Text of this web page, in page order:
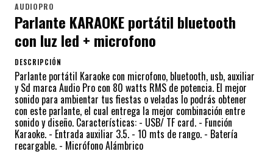
AUDIOPRO
Parlante KARAOKE portátil bluetooth
con luz led + microfono
DESCRIPCIÓN
Parlante portátil Karaoke con microfono, bluetooth, usb, auxiliar
y Sd marca Audio Pro con 80 watts RMS de potencia. El mejor
sonido para ambientar tus fiestas o veladas lo podrás obtener
con este parlante, el cual entrega la mejor combinación entre
sonido y diseño. Características: - USB/ TF card. - Función
Karaoke. - Entrada auxiliar 3.5. - 10 mts de rango. - Batería
recargable. - Micrófono Alámbrico